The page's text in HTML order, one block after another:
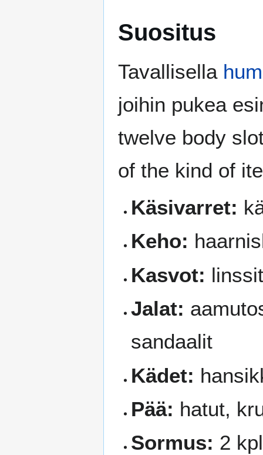
Suositus
Tavallisella
joihin pukea
twelve body
of the kind of
Käsivarret:
Keho:
Kasvot:
Jalat:
sandaalit
Kädet:
Pää: hatut,
Sormus: 2